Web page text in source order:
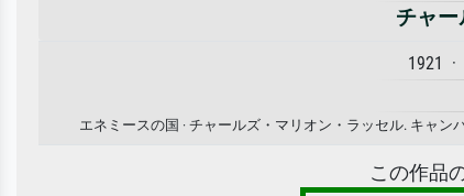
チャ
1921 ·
エネミースの国 · チャールズ・マリオン・ラッセル. キャ
この作品